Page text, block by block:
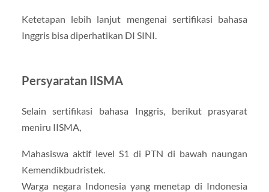
Ketetapan lebih lanjut mengenai sertifikasi bahasa
Inggris bisa diperhatikan DI SINI.
Persyaratan IISMA
Selain sertifikasi bahasa Inggris, berikut prasyarat
meniru IISMA,
Mahasiswa aktif level S1 di PTN di bawah naungan
Kemendikbudristek.
Warga negara Indonesia yang menetap di Indonesia